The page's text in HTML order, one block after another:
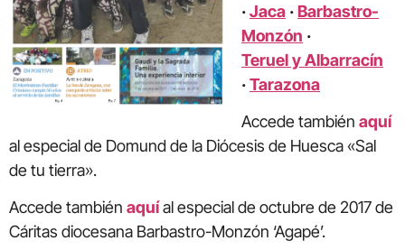
·Jaca ·Barbastro-
Monzón ·
Teruel y Albarracín
·Tarazona
Accede también aquí
al especial de Domund de la Diócesis de Huesca «Sal
de tu tierra».
Accede también aquíal especial de octubre de 2017 de
Cáritas diocesana Barbastro-Monzón ‘Agapé’.